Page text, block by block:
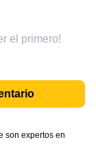
el primero!
son expertos en